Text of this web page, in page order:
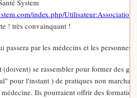
System
index.php/
! très convainquant !
par les médecins et les personnes.
(doivent) se rassembler pour former des
pour l'instant ) de pratiques non
Ils pourraient offrir des